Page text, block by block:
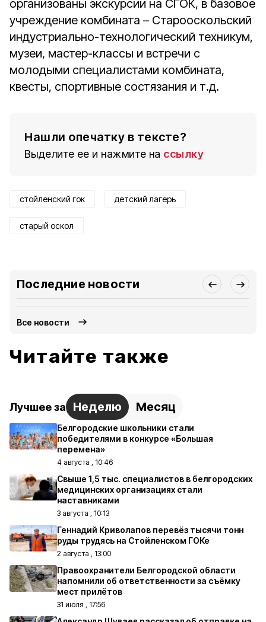
организованы экскурсии на СГОК, в базовое
учреждение комбината – Старооскольский
индустриально-технологический техникум,
музеи, мастер-классы и встречи с
молодыми специалистами комбината,
квесты, спортивные состязания и т.д.
Нашли опечатку в тексте?
Выделите ее и нажмите на ссылку
стойленский гок детский лагерь
старый оскол
Последние новости
Все новости
Читайте также
Лучшее за Неделю Месяц
Белгородские школьники стали
победителями в конкурсе «Большая
перемена»
4 августа , 10:46
Свыше 1,5 тыс. специалистов в белгородских
медицинских организациях стали
наставниками
3 августа , 10:13
Геннадий Криволапов перевёз тысячи тонн
руды трудясь на Стойленском ГОКе
2 августа , 13:00
Правоохранители Белгородской области
напомнили об ответственности за съёмку
мест прилётов
31 июля , 17:56